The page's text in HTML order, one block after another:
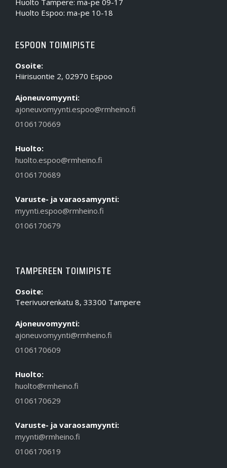
Huolto Tampere: ma-pe 09-17
Huolto Espoo: ma-pe 10-18
ESPOON TOIMIPISTE
Osoite:
Hiirisuontie 2, 02970 Espoo
Ajoneuvomyynti:
ajoneuvomyynti.espoo@rmheino.fi
0106170669
Huolto:
huolto.espoo@rmheino.fi
0106170689
Varuste- ja varaosamyynti:
myynti.espoo@rmheino.fi
0106170679
TAMPEREEN TOIMIPISTE
Osoite:
Teerivuorenkatu 8, 33300 Tampere
Ajoneuvomyynti:
ajoneuvomyynti@rmheino.fi
0106170609
Huolto:
huolto@rmheino.fi
0106170629
Varuste- ja varaosamyynti:
myynti@rmheino.fi
0106170619